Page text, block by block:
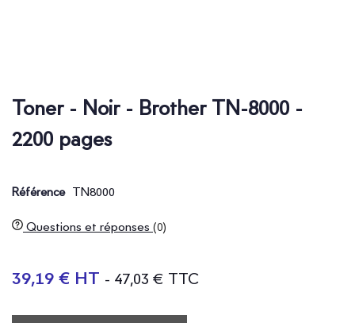
Toner - Noir - Brother TN-8000 -
2200 pages
Référence TN8000
Questions et réponses (0)
39,19 € HT - 47,03 € TTC